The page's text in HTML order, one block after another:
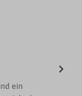
ein